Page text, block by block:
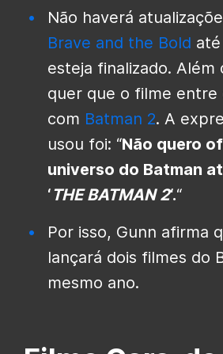
Não haverá
Brave and the Bold
esteja finalizado. Além
quer que o filme entre
com Batman 2. A
usou foi: “Não quero
universo do Batman
‘THE BATMAN 2‘.“
Por isso, Gunn afirma
lançará dois filmes do
mesmo ano.